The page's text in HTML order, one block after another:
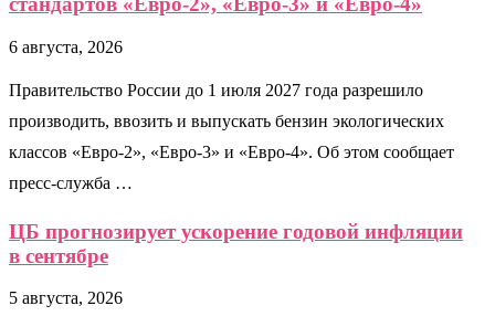
6 августа, 2026
Правительство России до 1 июля 2027 года разрешило
производить, ввозить и выпускать бензин экологических
классов «Евро-2», «Евро-3» и «Евро-4». Об этом сообщает
пресс-служба …
ЦБ прогнозирует ускорение годовой инфляции
в сентябре
5 августа, 2026